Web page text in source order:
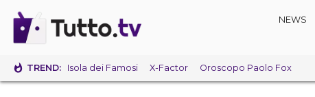
NEWS
TREND: Isola dei Famosi X-Factor Oroscopo Paolo Fox